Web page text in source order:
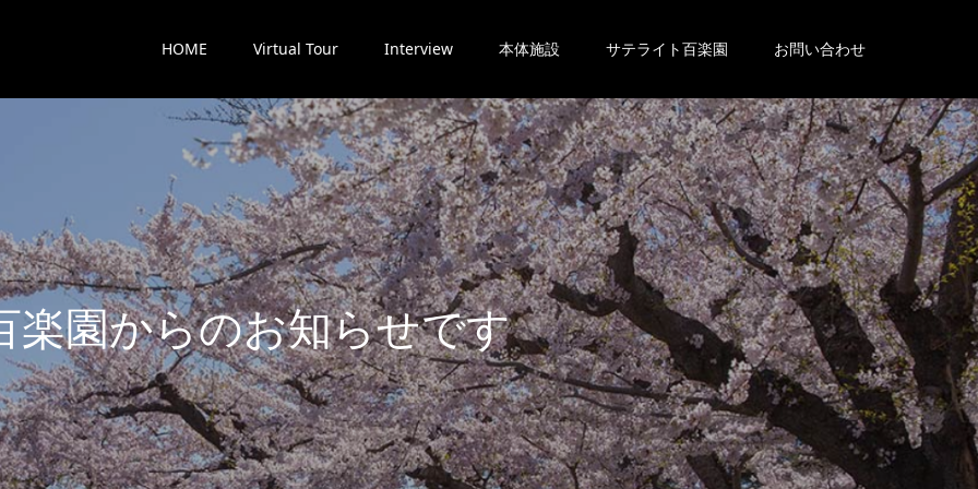
HOME Virtual Tour Interview 本体施設 サテライト百楽園 お問い合わせ
楽園からのお知らせです。
最